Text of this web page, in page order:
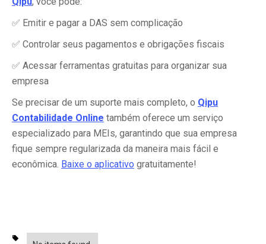
✅ Emitir e pagar a DAS sem complicação
✅ Controlar seus pagamentos e obrigações fiscais
✅ Acessar ferramentas gratuitas para organizar sua
empresa
Se precisar de um suporte mais completo, o Qipu
Contabilidade Online também oferece um serviço
especializado para MEIs, garantindo que sua empresa
fique sempre regularizada da maneira mais fácil e
econômica. Baixe o aplicativo gratuitamente!